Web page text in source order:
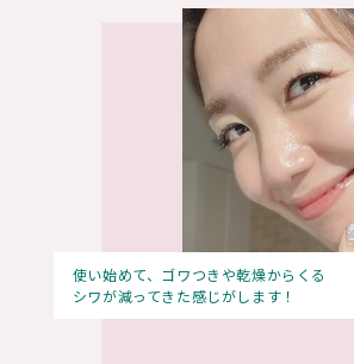
使い始めて、ゴワつきや乾燥からくる
シワが減ってきた感じがします！